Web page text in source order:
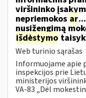
viršininko
nepriemokos ar
nusižengimą
išdėstymo
Web turinio sąrašas
Informuojame apie
inspekcijos prie
ministerijos
VA-83 „Dėl